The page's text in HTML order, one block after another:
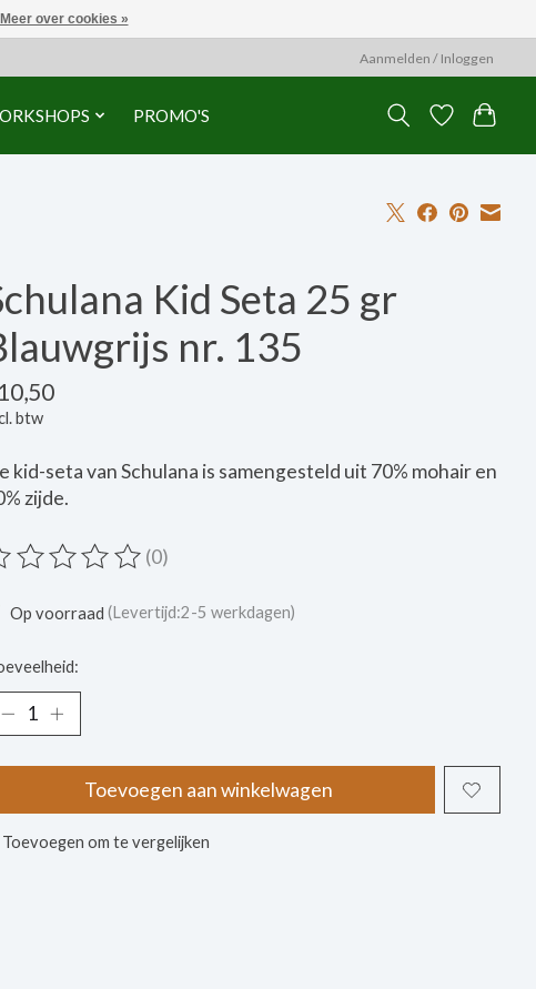
Aanmelden / Inloggen
PROMO'S
Kid Seta 25 gr
nr. 135
btw
kid-seta van Schulana is samengesteld uit 70% mohair en
zijde.
beoordeling van dit product is
(0)
Op voorraad (Levertijd:2-5 werkdagen)
Toevoegen aan winkelwagen
Toevoegen om te vergelijken
Meer over cookies »